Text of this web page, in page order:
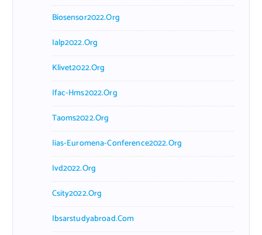
Biosensor2022.org
Ialp2022.org
Klivet2022.org
Ifac-Hms2022.org
Taoms2022.org
Iias-Euromena-Conference2022.org
Ivd2022.org
Csity2022.org
Ibsarstudyabroad.com